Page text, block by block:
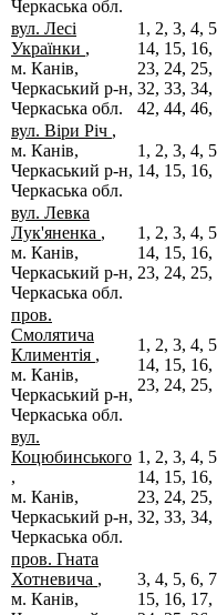
Черкаська обл.
вул. Лесі
Українки ,
м. Канів,
Черкаський р-н,
Черкаська обл.
1, 2, 3, 4,
14, 15,
23, 24,
32, 33, 34,
42, 44,
вул. Віри Річ ,
м. Канів,
Черкаський р-н,
Черкаська обл.
1, 2, 3, 4,
14, 15,
вул. Левка
Лук'яненка ,
м. Канів,
Черкаський р-н,
Черкаська обл.
1, 2, 3, 4,
14, 15,
23, 24,
пров.
Смолятича
Климентія ,
м. Канів,
Черкаський р-н,
Черкаська обл.
1, 2, 3, 4,
14, 15,
23, 24, 25,
вул.
Коцюбинського
,
м. Канів,
Черкаський р-н,
Черкаська обл.
1, 2, 3, 4,
14, 15,
23, 24,
32, 33,
пров. Гната
Хотневича ,
м. Канів,
3, 4, 5, 6,
15, 16,